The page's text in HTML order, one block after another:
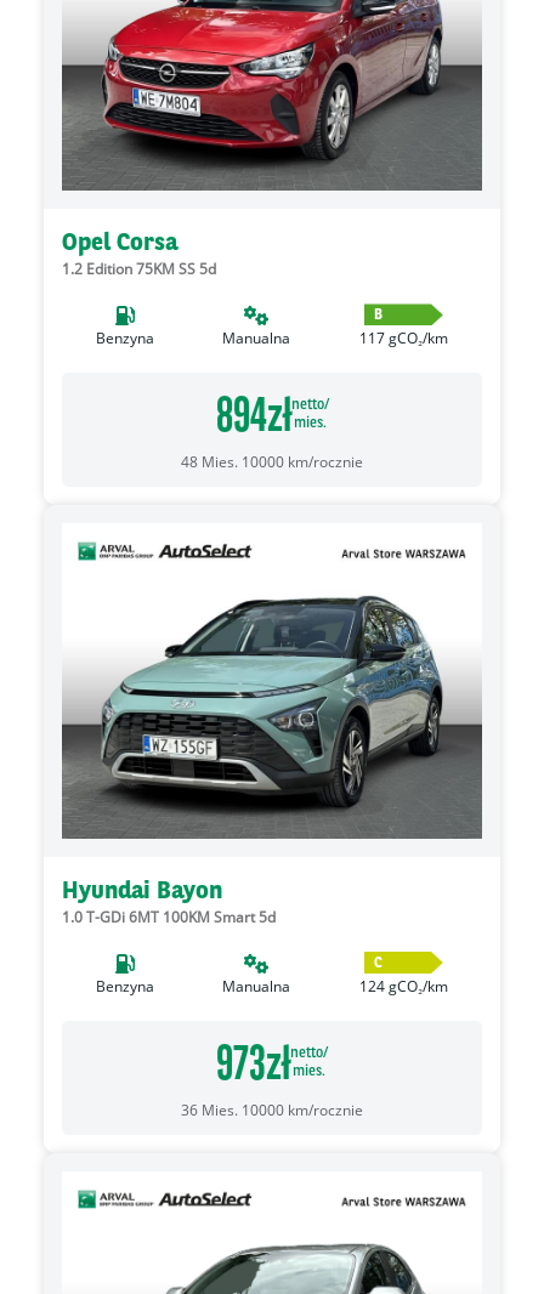
Opel Corsa
1.2 Edition 75KM SS 5d
Benzyna Manualna
B
117gCO₂/km
894złnetto/
mies.
48 Mies. 10000 km/rocznie
Hyundai Bayon
1.0 T-GDi 6MT 100KM Smart 5d
Benzyna Manualna
C
124gCO₂/km
973złnetto/
mies.
36 Mies. 10000 km/rocznie